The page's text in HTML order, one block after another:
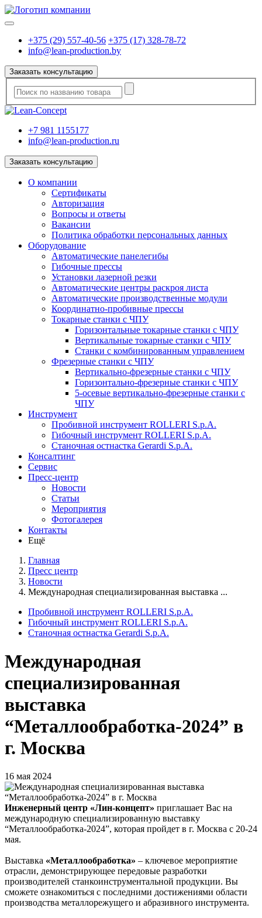
+375 (29) 557-40-56 +375 (17) 328-78-72
info@lean-production.by
Заказать консультацию
+7 981 1155177
info@lean-production.ru
Заказать консультацию
O компании
Сертификаты
Авторизация
Вопросы и ответы
Вакансии
Политика обработки персональных данных
Оборудование
Автоматические панелегибы
Гибочные прессы
Установки лазерной резки
Автоматические центры раскроя листа
Автоматические производственные модули
Координатно-пробивные прессы
Токарные станки с ЧПУ
Горизонтальные токарные станки с ЧПУ
Вертикальные токарные станки с ЧПУ
Станки с комбинированным управлением
Фрезерные станки с ЧПУ
Вертикально-фрезерные станки с ЧПУ
Горизонтально-фрезерные станки с ЧПУ
5-осевые вертикально-фрезерные станки с
ЧПУ
Инструмент
Пробивной инструмент ROLLERI S.p.A.
Гибочный инструмент ROLLERI S.p.A.
Cтаночная остнастка Gerardi S.p.A.
Консалтинг
Сервис
Пресс-центр
Новости
Статьи
Мероприятия
Фотогалерея
Контакты
Ещё
Главная
Пресс центр
Новости
Международная специализированная выставка ...
Пробивной инструмент ROLLERI S.p.A.
Гибочный инструмент ROLLERI S.p.A.
Cтаночная остнастка Gerardi S.p.A.
Международная
специализированная
выставка
“Металлообработка-2024” в
г. Москва
16 мая 2024
Инженерный центр «Лин-концепт» приглашает Вас на
международную специализированную выставку
“Металлообработка-2024”, которая пройдет в г. Москва с 20-24
мая.
Выставка «Металлообработка» – ключевое мероприятие
отрасли, демонстрирующее передовые разработки
производителей станкоинструментальной продукции. Вы
сможете ознакомиться с последними достижениями области
производства металлорежущего и абразивного инструмента.